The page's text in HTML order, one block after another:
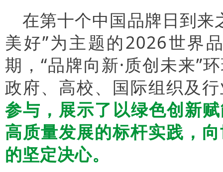
在第十个中国品牌日到
美好”为主题的2026世界
期，“品牌向新·质创未来”
政府、高校、国际组织及
参与，展示了以绿色创新
高质量发展的标杆实践，
的坚定决心。